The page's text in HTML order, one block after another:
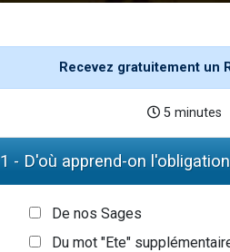
Recevez gratuitement un
5 minutes
1 - D'où apprend-on
De nos Sages
Du mot "Ete"